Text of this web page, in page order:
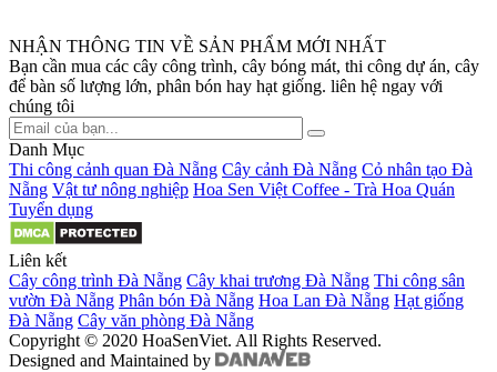
NHẬN THÔNG TIN VỀ SẢN PHẨM MỚI NHẤT
Bạn cần mua các cây công trình, cây bóng mát, thi công dự án, cây
để bàn số lượng lớn, phân bón hay hạt giống. liên hệ ngay với
chúng tôi
Danh Mục
Thi công cảnh quan Đà Nẵng Cây cảnh Đà Nẵng Cỏ nhân tạo Đà
Nẵng Vật tư nông nghiệp Hoa Sen Việt Coffee - Trà Hoa Quán
Tuyển dụng
Liên kết
Cây công trình Đà Nẵng Cây khai trương Đà Nẵng Thi công sân
vườn Đà Nẵng Phân bón Đà Nẵng Hoa Lan Đà Nẵng Hạt giống
Đà Nẵng Cây văn phòng Đà Nẵng
Copyright © 2020 HoaSenViet. All Rights Reserved.
Designed and Maintained by